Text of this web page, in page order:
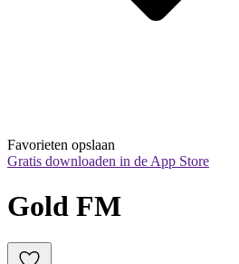
Favorieten opslaan
Gratis downloaden in de App Store
Gold FM